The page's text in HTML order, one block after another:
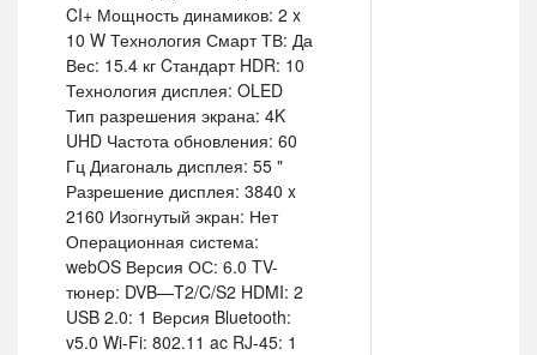
CI+ Мощность динамиков: 2 x
10 W Технология Смарт ТВ: Да
Вес: 15.4 кг Cтандарт HDR: 10
Технология дисплея: OLED
Тип разрешения экрана: 4K
UHD Частота обновления: 60
Гц Диагональ дисплея: 55 "
Разрешение дисплея: 3840 x
2160 Изогнутый экран: Нет
Операционная система:
webOS Версия ОС: 6.0 TV-
тюнер: DVB—T2/C/S2 HDMI: 2
USB 2.0: 1 Версия Bluetooth:
v5.0 Wi-Fi: 802.11 ac RJ-45: 1